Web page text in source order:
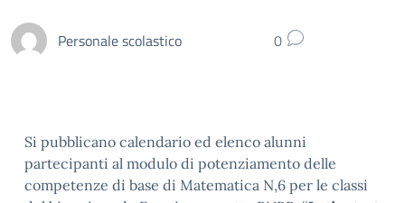
Personale scolastico 0
Si pubblicano calendario ed elenco alunni
partecipanti al modulo di potenziamento delle
competenze di base di Matematica N,6 per le classi